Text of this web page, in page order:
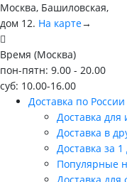
Москва, Башиловская,
дом 12. На карте→
Время (Москва)
пон-пятн: 9.00 - 20.00
суб: 10.00-16.00
Доставка по России
Доставка для
Доставка в
Доставка за 1
Популярные